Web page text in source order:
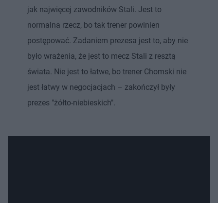
jak najwięcej zawodników Stali. Jest to
normalna rzecz, bo tak trener powinien
postępować. Zadaniem prezesa jest to, aby nie
było wrażenia, że jest to mecz Stali z resztą
świata. Nie jest to łatwe, bo trener Chomski nie
jest łatwy w negocjacjach – zakończył były
prezes "żółto-niebieskich".